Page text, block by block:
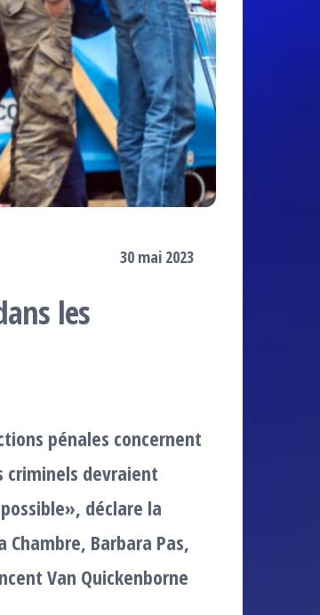
30 mai 2023
les
pénales concernent
criminels devraient
déclare la
Barbara Pas,
Van Quickenborne